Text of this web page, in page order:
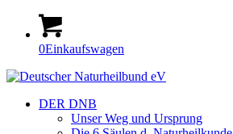
0Einkaufswagen
DER DNB
Unser Weg und Ursprung